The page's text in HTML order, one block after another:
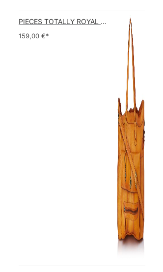
PIECES TOTALLY ROYAL LEATHER TRAVEL BAG 17055349 Damen Umhängetaschen ,1 Groesse (51 x 33 x 14,5 cm)
159,00 €*